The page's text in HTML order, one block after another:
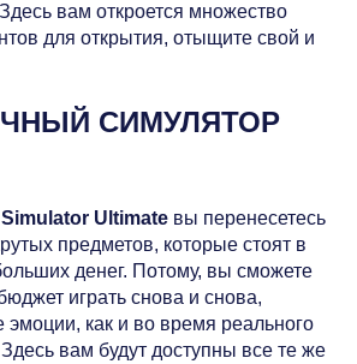
вам откроется множество
для открытия, отыщите свой и
СИМУЛЯТОР
Ultimate вы перенесетесь
предметов, которые стоят в
денег. Потому, вы сможете
играть снова и снова,
эмоции, как и во время реального
вам будут доступны все те же